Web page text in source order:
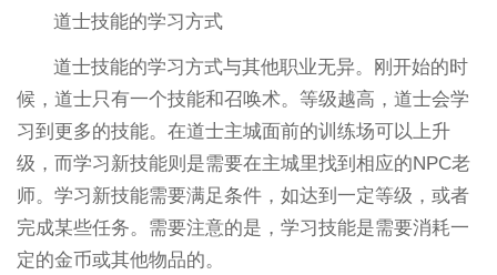
道士技能的学习方式
道士技能的学习方式与其他职业无异。刚开始的时
候，道士只有一个技能和召唤术。等级越高，道士会学
习到更多的技能。在道士主城面前的训练场可以上升
级，而学习新技能则是需要在主城里找到相应的NPC老
师。学习新技能需要满足条件，如达到一定等级，或者
完成某些任务。需要注意的是，学习技能是需要消耗一
定的金币或其他物品的。